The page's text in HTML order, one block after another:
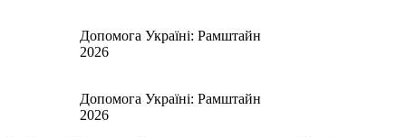
Допомога Україні: Рамштайн
2026
Допомога Україні: Рамштайн
2026